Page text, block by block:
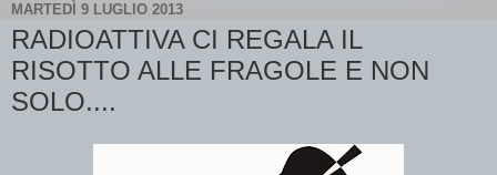
MARTEDÌ 9 LUGLIO 2013
RADIOATTIVA CI REGALA IL
RISOTTO ALLE FRAGOLE E NON
SOLO....